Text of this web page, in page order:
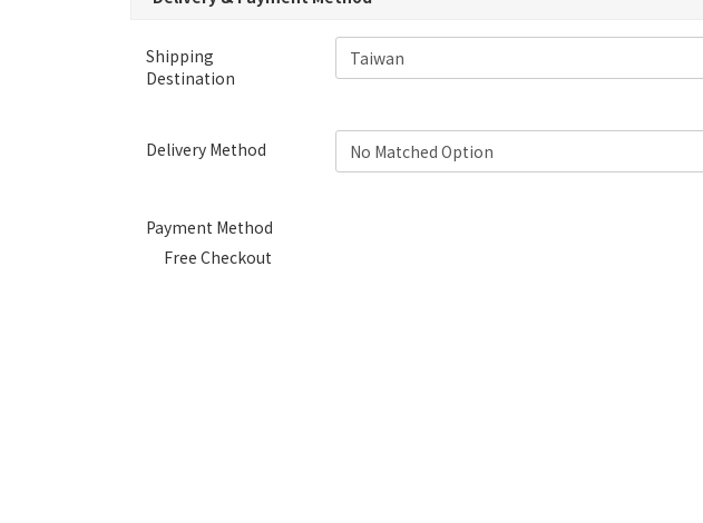
Shipping
Destination
Delivery Method
Payment Method
Free Checkout